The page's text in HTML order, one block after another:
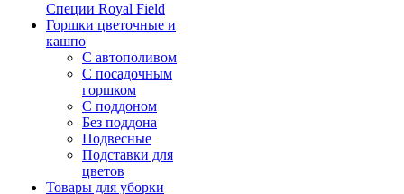
Специи Royal Field
Горшки цветочные и
кашпо
С автополивом
С посадочным
горшком
С поддоном
Без поддона
Подвесные
Подставки для
цветов
Товары для уборки